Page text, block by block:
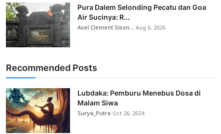
Pura Dalem Selonding Pecatu dan Goa
Air Sucinya: R...
Axel Clement Sison...Aug 6, 2026
Recommended Posts
Lubdaka: Pemburu Menebus Dosa di
Malam Siwa
Surya_Putra Oct 26, 2024